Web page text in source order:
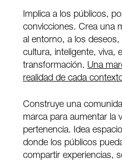
Implica a los públicos,
convicciones. Crea una
al entorno, a los
cultura, inteligente, viva,
transformación. Una
realidad de cada
Construye una
marca para aumentar la
pertenencia. Idea
donde los públicos
compartir experiencias,